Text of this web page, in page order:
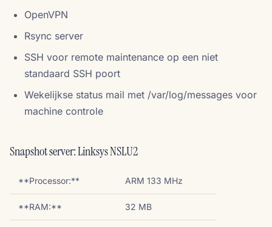
OpenVPN
Rsync server
SSH voor remote maintenance op een niet
standaard SSH poort
Wekelijkse status mail met /var/log/messages voor
machine controle
Snapshot server: Linksys NSLU2
**Processor:** ARM 133 MHz
**RAM:** 32 MB